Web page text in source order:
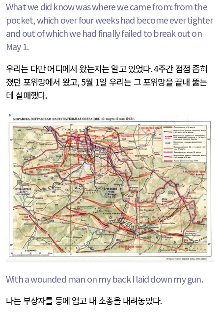
What we did know was where we came from: from the
pocket, which over four weeks had become ever tighter
and out of which we had finally failed to break out on
May 1.
우리는 다만 어디에서 왔는지는 알고 있었다. 4주간 점점 좁혀
졌던 포위망에서 왔고, 5월 1일 우리는 그 포위망을 끝내 뚫는
데 실패했다.
With a wounded man on my back I laid down my gun.
나는 부상자를 등에 업고 내 소총을 내려놓았다.